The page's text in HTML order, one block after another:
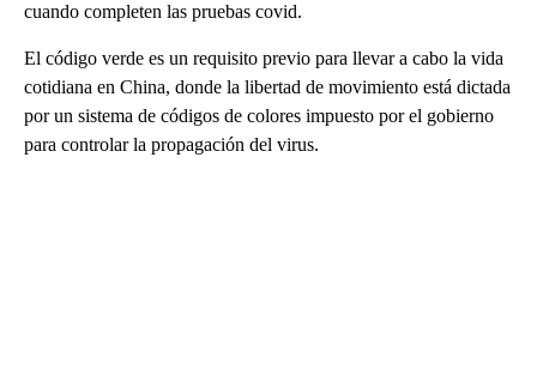
cuando completen las pruebas covid.
El código verde es un requisito previo para llevar a cabo la vida
cotidiana en China, donde la libertad de movimiento está dictada
por un sistema de códigos de colores impuesto por el gobierno
para controlar la propagación del virus.